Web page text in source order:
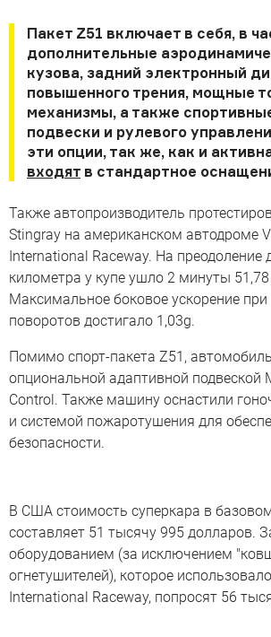
Пакет Z51 включает в себя, в
дополнительные
кузова, задний электронный
повышенного трения, мощные
механизмы, а также
подвески и рулевого
эти опции, так же, как и
входят в стандартное
Также автопроизводитель
Stingray на американском автодроме
International Raceway. На преодоление
километра у купе ушло 2 минуты
Максимальное боковое ускорение
поворотов достигало 1,03g.
Помимо спорт-пакета Z51,
опциональной адаптивной подвеской
Control. Также машину оснастили
и системой пожаротушения для
безопасности.
В США стоимость суперкара в
составляет 51 тысячу 995 долларов.
оборудованием (за исключением
огнетушителей), которое
International Raceway, попросят 56